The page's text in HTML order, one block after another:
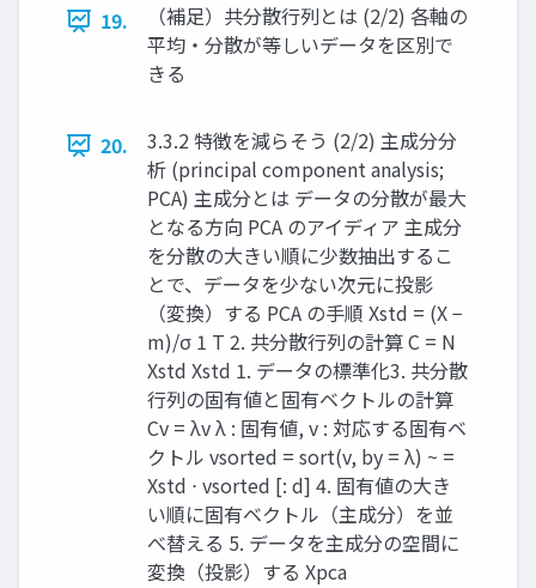
19.
（補足）共分散行列とは (2/2) 各軸の
平均・分散が等しいデータを区別で
きる
20.
3.3.2 特徴を減らそう (2/2) 主成分分
析 (principal component analysis;
PCA) 主成分とは データの分散が最大
となる方向 PCA のアイディア 主成分
を分散の大きい順に少数抽出するこ
とで、データを少ない次元に投影
（変換）する PCA の手順 Xstd = (X −
m)/σ 1 T 2. 共分散行列の計算 C = N
Xstd Xstd 1. データの標準化 ​ ​ ​ ​ 3. 共分散
行列の固有値と固有ベクトルの計算
Cv = λv λ : 固有値, v : 対応する固有ベ
クトル vsorted = sort(v, by = λ) ~ =
Xstd ⋅ vsorted [: d] 4. 固有値の大き
い順に固有ベクトル（主成分）を並
べ替える 5. データを主成分の空間に
変換（投影）する Xpca ​ ​ ​ ​